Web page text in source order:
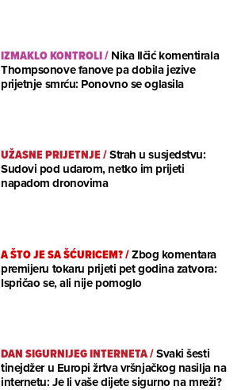
IZMAKLO KONTROLI/Nika Ilčić komentirala
Thompsonove fanove pa dobila jezive
prijetnje smrću: Ponovno se oglasila
UŽASNE PRIJETNJE/Strah u susjedstvu:
Sudovi pod udarom, netko im prijeti
napadom dronovima
A ŠTO JE SA ŠĆURICEM?/Zbog komentara
premijeru tokaru prijeti pet godina zatvora:
Ispričao se, ali nije pomoglo
DAN SIGURNIJEG INTERNETA/Svaki šesti
tinejdžer u Europi žrtva vršnjačkog nasilja na
internetu: Je li vaše dijete sigurno na mreži?